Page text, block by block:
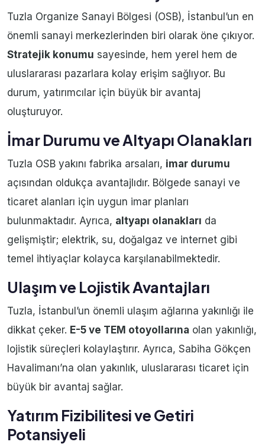
Tuzla Organize Sanayi Bölgesi (OSB), İstanbul’un en
önemli sanayi merkezlerinden biri olarak öne çıkıyor.
Stratejik konumu sayesinde, hem yerel hem de
uluslararası pazarlara kolay erişim sağlıyor. Bu
durum, yatırımcılar için büyük bir avantaj
oluşturuyor.
İmar Durumu ve Altyapı Olanakları
Tuzla OSB yakını fabrika arsaları, imar durumu
açısından oldukça avantajlıdır. Bölgede sanayi ve
ticaret alanları için uygun imar planları
bulunmaktadır. Ayrıca, altyapı olanakları da
gelişmiştir; elektrik, su, doğalgaz ve internet gibi
temel ihtiyaçlar kolayca karşılanabilmektedir.
Ulaşım ve Lojistik Avantajları
Tuzla, İstanbul’un önemli ulaşım ağlarına yakınlığı ile
dikkat çeker. E-5 ve TEM otoyollarına olan yakınlığı,
lojistik süreçleri kolaylaştırır. Ayrıca, Sabiha Gökçen
Havalimanı’na olan yakınlık, uluslararası ticaret için
büyük bir avantaj sağlar.
Yatırım Fizibilitesi ve Getiri
Potansiyeli